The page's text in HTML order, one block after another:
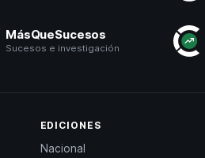
MásQueSucesos
Sucesos e investigación
EDICIONES
Nacional